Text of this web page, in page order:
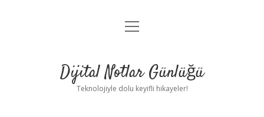
Anasayfa
Yasal Uyarı
menüyü
Dijital Notlar Günlüğü
Teknolojiyle dolu keyifli hikayeler!